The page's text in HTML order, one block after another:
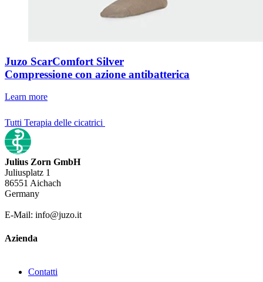
Juzo ScarComfort Silver
Compressione con azione antibatterica
Learn more
Tutti Terapia delle cicatrici
Julius Zorn GmbH
Juliusplatz 1
86551 Aichach
Germany
E-Mail: info@juzo.it
Azienda
Contatti